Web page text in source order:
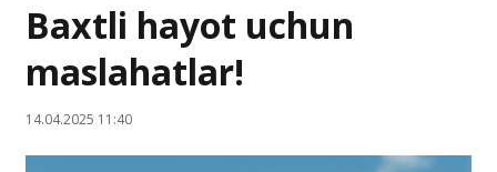
Baxtli hayot uchun
maslahatlar!
14.04.2025 11:40